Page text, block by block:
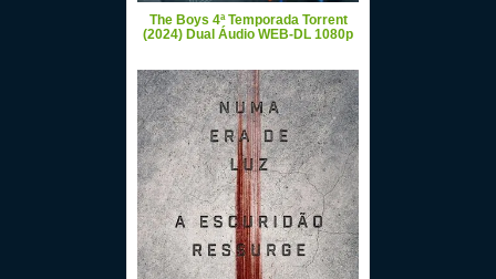
The Boys 4ª Temporada Torrent
(2024) Dual Áudio WEB-DL 1080p